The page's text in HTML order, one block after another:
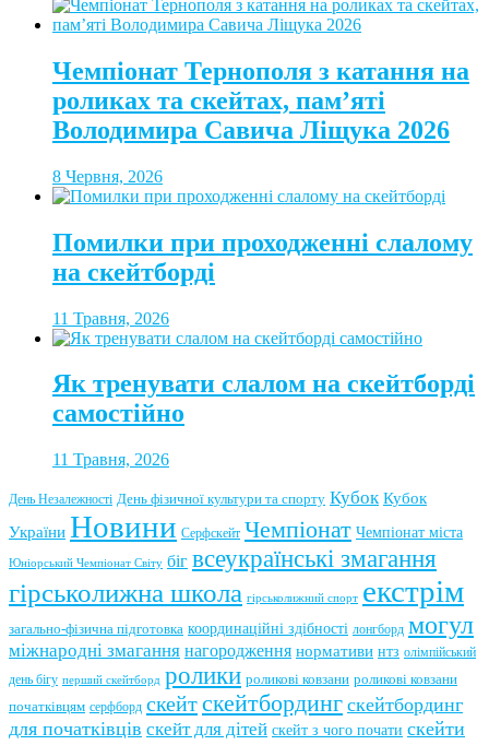
Чемпіонат Тернополя з катання на
роликах та скейтах, пам’яті
Володимира Савича Ліщука 2026
8 Червня, 2026
Помилки при проходженні слалому
на скейтборді
11 Травня, 2026
Як тренувати слалом на скейтборді
самостійно
11 Травня, 2026
День Незалежності День фізичної культури та спорту Кубок Кубок
України Новини Серфскейт Чемпіонат Чемпіонат міста
Юніорський Чемпіонат Світу біг всеукраїнські змагання
гірськолижна школа гірськолижний спорт екстрім
загально-фізична підготовка координаційні здібності лонгборд могул
міжнародні змагання нагородження нормативи нтз олімпійський
день бігу перший скейтборд ролики роликові ковзани роликові ковзани
початківцям серфборд скейтскейтбординг скейтбординг
для початківців скейт для дітей скейт з чого почати скейти